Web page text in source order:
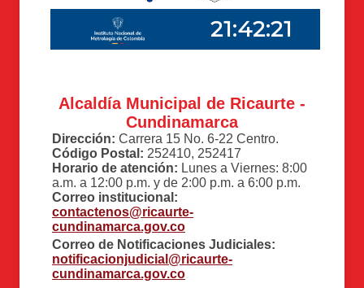
Alcaldía Municipal de Ricaurte -
Cundinamarca
Dirección: Carrera 15 No. 6-22 Centro.
Código Postal: 252410, 252417
Horario de atención: Lunes a Viernes: 8:00
a.m. a 12:00 p.m. y de 2:00 p.m. a 6:00 p.m.
Correo institucional:
contactenos@ricaurte-
cundinamarca.gov.co
Correo de Notificaciones Judiciales:
notificacionjudicial@ricaurte-
cundinamarca.gov.co​​